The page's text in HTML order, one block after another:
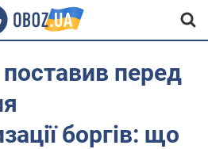
перед
боргів: що